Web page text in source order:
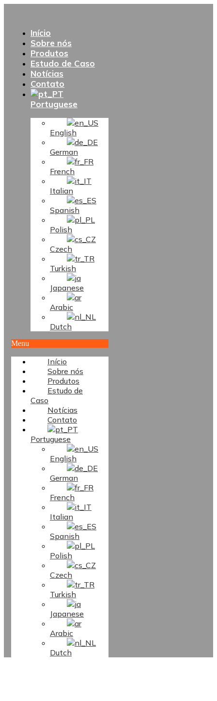
Início
Sobre nós
Produtos
Estudo de Caso
Notícias
Contato
Portuguese
English
German
French
Italian
Spanish
Polish
Czech
Turkish
Japanese
Arabic
Dutch
Menu
Início
Sobre nós
Produtos
Estudo de
Caso
Notícias
Contato
Portuguese
English
German
French
Italian
Spanish
Polish
Czech
Turkish
Japanese
Arabic
Dutch